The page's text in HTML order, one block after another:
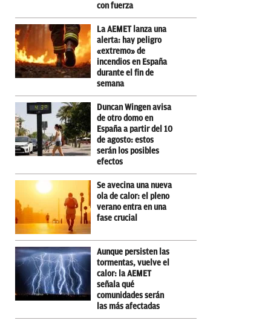
con fuerza
La AEMET lanza una
alerta: hay peligro
«extremo» de
incendios en España
durante el fin de
semana
Duncan Wingen avisa
de otro domo en
España a partir del 10
de agosto: estos
serán los posibles
efectos
Se avecina una nueva
ola de calor: el pleno
verano entra en una
fase crucial
Aunque persisten las
tormentas, vuelve el
calor: la AEMET
señala qué
comunidades serán
las más afectadas